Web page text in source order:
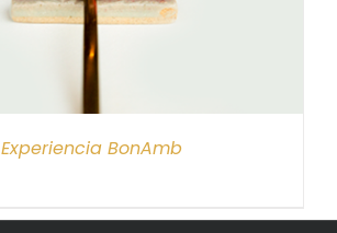
Experiencia BonAmb